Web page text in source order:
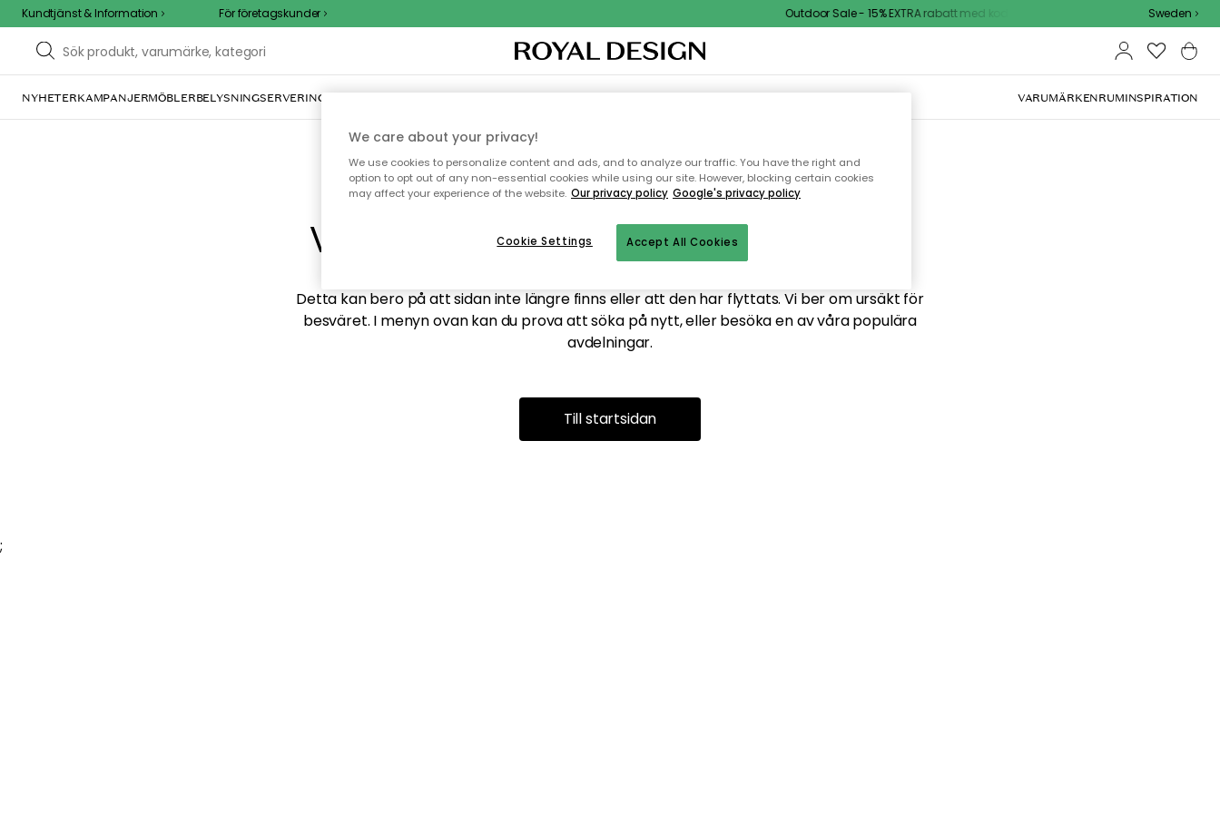
Kundtjänst & Information För företagskunder Outdoor Sale - 15% EXTRA rabatt med kod Sweden
NYHETERKAMPANJERMÖBLERBELYSNINGSERVERING INREDNINGTEXTIL & MATTORKÖKETFÖRVARINGUTEMÖBLER VARUMÄRKENRUMINSPIRATION
Vi hittar tyvärr inte sidan du söker
Detta kan bero på att sidan inte längre finns eller att den har flyttats. Vi ber om ursäkt för
besväret. I menyn ovan kan du prova att söka på nytt, eller besöka en av våra populära
avdelningar.
Till startsidan
;
We care about your privacy!
We use cookies to personalize content and ads, and to analyze our traffic. You have the right and
option to opt out of any non-essential cookies while using our site. However, blocking certain cookies
may affect your experience of the website. Our privacy policy Google's privacy policy
Accept All Cookies
Cookie Settings